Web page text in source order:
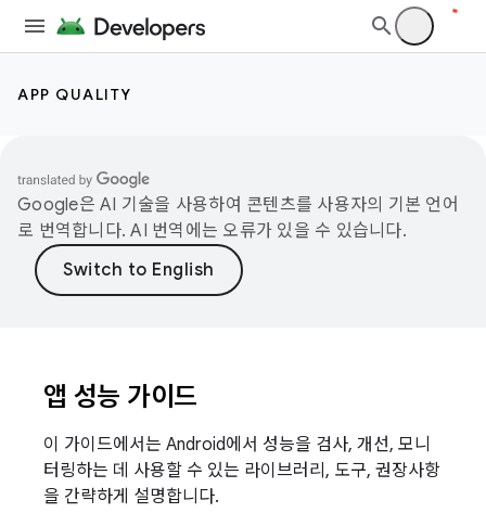
APP QUALITY
Google은 AI 기술을 사용하여 콘텐츠를 사용자의 기본 언어
로 번역합니다. AI 번역에는 오류가 있을 수 있습니다.
앱 성능 가이드
이 가이드에서는 Android에서 성능을 검사, 개선, 모니
터링하는 데 사용할 수 있는 라이브러리, 도구, 권장사항
을 간략하게 설명합니다.